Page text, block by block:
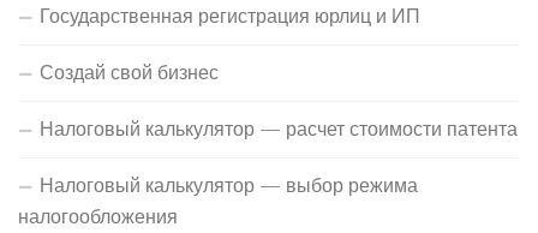
Государственная регистрация юрлиц и ИП
Создай свой бизнес
Налоговый калькулятор — расчет стоимости патента
Налоговый калькулятор — выбор режима
налогообложения